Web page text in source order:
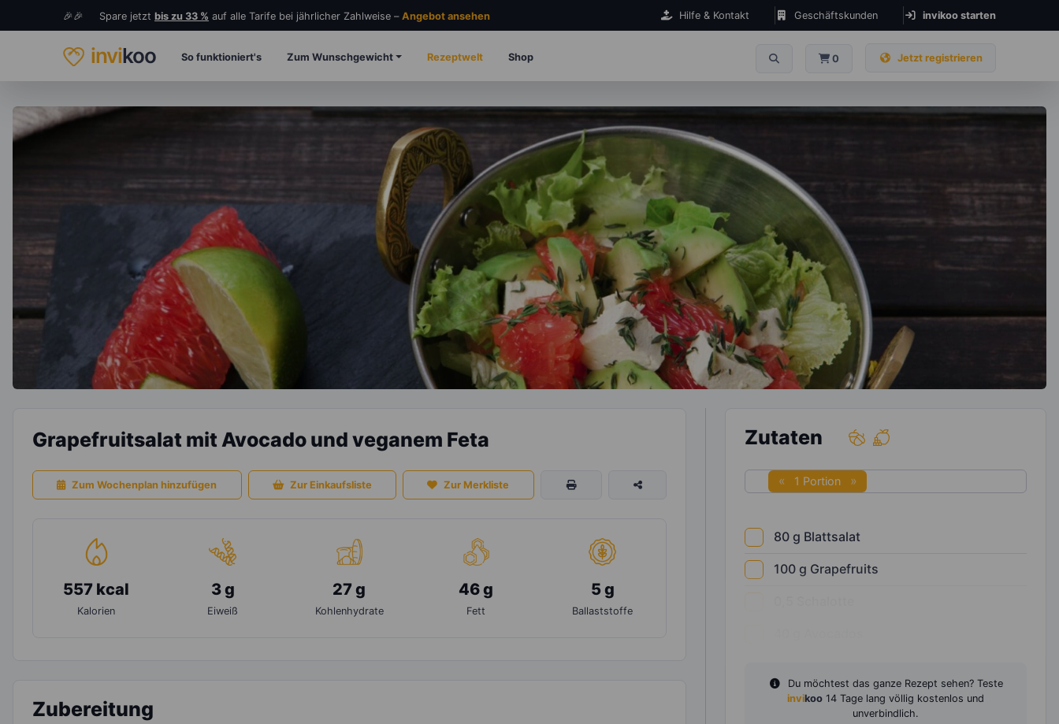
🎉🎉 Spare jetzt bis zu 33 % auf alle Tarife bei jährlicher Zahlweise – Angebot ansehen Hilfe & Kontakt Geschäftskunden invikoo starten
invikoo So funktioniert's Zum Wunschgewicht Rezeptwelt Shop 0 Jetzt registrieren
Grapefruitsalat mit Avocado und veganem Feta
Zum Wochenplan hinzufügen Zur Einkaufsliste Zur Merkliste
557 kcal
Kalorien
3 g
Eiweiß
27 g
Kohlenhydrate
46 g
Fett
5 g
Ballaststoffe
Zubereitung
Zutaten
1 Portion
80 g Blattsalat
100 g Grapefruits
Du möchtest das ganze Rezept sehen? Teste
invikoo 14 Tage lang völlig kostenlos und
unverbindlich.